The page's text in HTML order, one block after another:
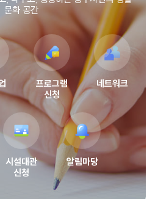
문화 공간
프로그램
신청
네트워크
시설대관
신청
알림마당